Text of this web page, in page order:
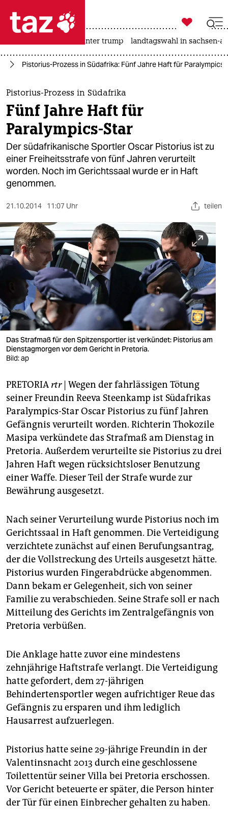
 taz zahl ich
taz zahl ich
themen
politik
öko
gesellschaft
kultur
sport
berlin
nord
wahrheit
verlag
verlag
veranstaltungen
shop
fragen & hilfe
unterstützen
abo
genossenschaft
epaper login

taz zahl ich
usa unter trump landtagswahl in sachsen-
Pistorius-Prozess in Südafrika: Fünf Jahre Haft für
Pistorius-Prozess in Südafrika
Fünf Jahre Haft für
Paralympics-Star
Der südafrikanische Sportler Oscar Pistorius ist zu
einer Freiheitsstrafe von fünf Jahren verurteilt
worden. Noch im Gerichtssaal wurde er in Haft
genommen.
21.10.2014 11:07 Uhr teilen
Das Strafmaß für den Spitzensportler ist verkündet: Pistorius am
Dienstagmorgen vor dem Gericht in Pretoria.
Bild: ap
PRETORIA rtr| Wegen der fahrlässigen Tötung
seiner Freundin Reeva Steenkamp ist Südafrikas
Paralympics-Star Oscar Pistorius zu fünf Jahren
Gefängnis verurteilt worden. Richterin Thokozile
Masipa verkündete das Strafmaß am Dienstag in
Pretoria. Außerdem verurteilte sie Pistorius zu drei
Jahren Haft wegen rücksichtsloser Benutzung
einer Waffe. Dieser Teil der Strafe wurde zur
Bewährung ausgesetzt.
Nach seiner Verurteilung wurde Pistorius noch im
Gerichtssaal in Haft genommen. Die Verteidigung
verzichtete zunächst auf einen Berufungsantrag,
der die Vollstreckung des Urteils ausgesetzt hätte.
Pistorius wurden Fingerabdrücke abgenommen.
Dann bekam er Gelegenheit, sich von seiner
Familie zu verabschieden. Seine Strafe soll er nach
Mitteilung des Gerichts im Zentralgefängnis von
Pretoria verbüßen.
Die Anklage hatte zuvor eine mindestens
zehnjährige Haftstrafe verlangt. Die Verteidigung
hatte gefordert, dem 27-jährigen
Behindertensportler wegen aufrichtiger Reue das
Gefängnis zu ersparen und ihm lediglich
Hausarrest aufzuerlegen.
Pistorius hatte seine 29-jährige Freundin in der
Valentinsnacht 2013 durch eine geschlossene
Toilettentür seiner Villa bei Pretoria erschossen.
Vor Gericht beteuerte er später, die Person hinter
der Tür für einen Einbrecher gehalten zu haben.